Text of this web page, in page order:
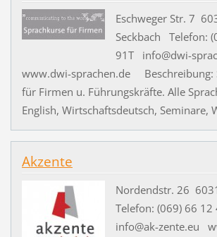
Eschweger Str. 7
Seckbach Telefon:
91T info@dwi-
www.dwi-sprachen.de Beschreibung:
für Firmen u. Führungskräfte. Alle
English, Wirtschaftsdeutsch, Seminare,
Akzente
Nordendstr. 26
Telefon: (069) 66 12
info@ak-zente.eu